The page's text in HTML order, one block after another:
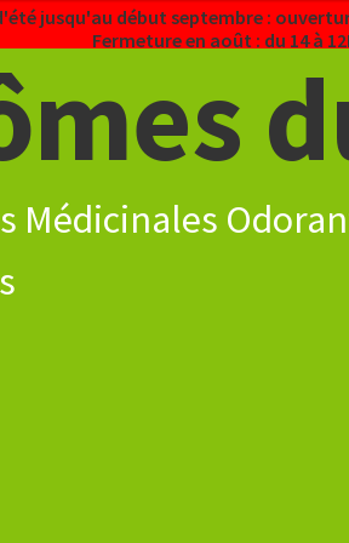
jusqu'au début septembre :
Fermeture en août : du 14 à
Médicinales